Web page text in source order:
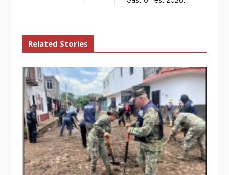
Related Stories